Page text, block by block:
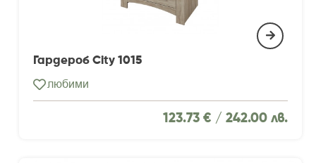
Гардероб City 1015
любими
123.73 € / 242.00 лв.